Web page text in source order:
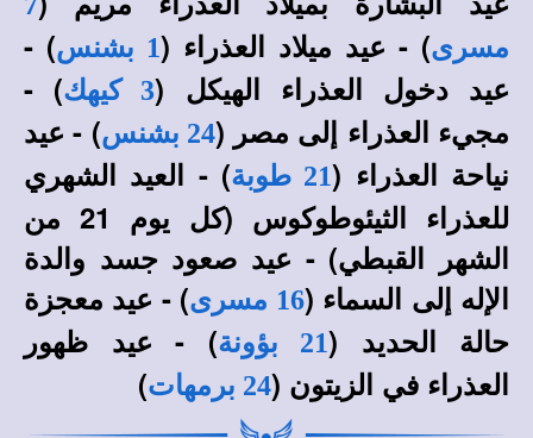
مسرى) - عيد ميلاد العذراء (1 بشنس
) -
عيد دخول العذراء الهيكل (3 كيهك
) -
مجيء العذراء إلى مصر (24 بشنس
) - عيد
نياحة العذراء (21 طوبة
) - العيد الشهري
للعذراء الثيئوطوكوس (كل يوم 21 من
الشهر القبطي) - عيد صعود جسد والدة
الإله إلى السماء (16 مسرى
) - عيد معجزة
حالة الحديد (21 بؤونة
) - عيد ظهور
العذراء في الزيتون (24 برمهات )